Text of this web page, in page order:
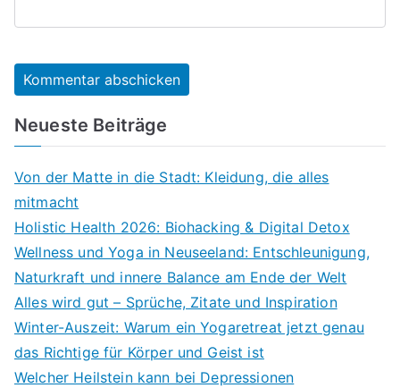
Neueste Beiträge
Von der Matte in die Stadt: Kleidung, die alles
mitmacht
Holistic Health 2026: Biohacking & Digital Detox
Wellness und Yoga in Neuseeland: Entschleunigung,
Naturkraft und innere Balance am Ende der Welt
Alles wird gut – Sprüche, Zitate und Inspiration
Winter-Auszeit: Warum ein Yogaretreat jetzt genau
das Richtige für Körper und Geist ist
Welcher Heilstein kann bei Depressionen